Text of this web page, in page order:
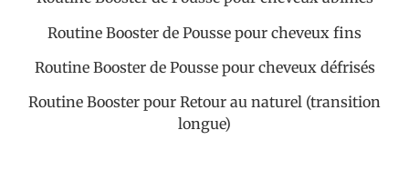
Routine Booster de Pousse pour cheveux fins
Routine Booster de Pousse pour cheveux défrisés
Routine Booster pour Retour au naturel (transition
longue)